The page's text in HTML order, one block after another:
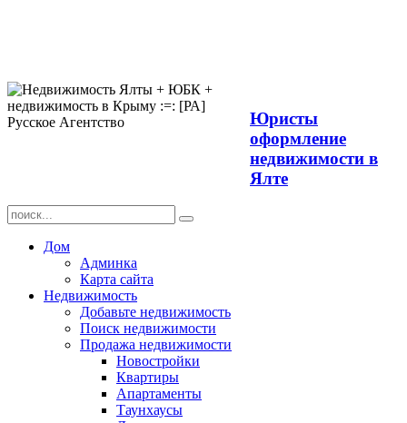
Юристы
оформление
недвижимости в
Ялте
Дом
Админка
Карта сайта
Недвижимость
Добавьте недвижимость
Поиск недвижимости
Продажа недвижимости
Новостройки
Квартиры
Апартаменты
Таунхаусы